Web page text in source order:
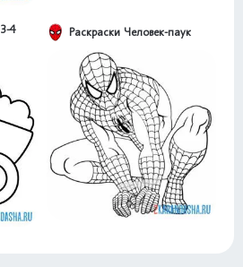
4
Раскраски Человек-паук